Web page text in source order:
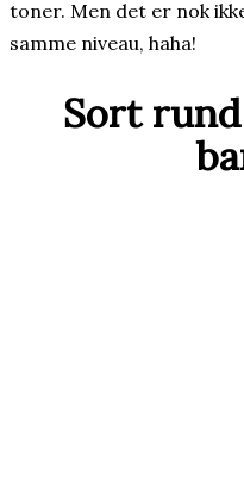
toner. Men det er nok
samme niveau, haha!
Sort